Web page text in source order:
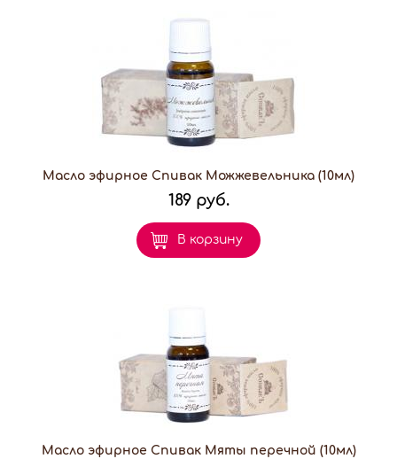
Масло эфирное Спивак Можжевельника (10мл)
189 руб.
В корзину
Масло эфирное Спивак Мяты перечной (10мл)